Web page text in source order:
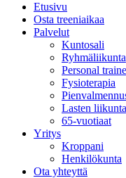
Etusivu
Osta treeniaikaa
Palvelut
Kuntosali
Ryhmäliikunta
Personal
Fysioterapia
Lasten liikunta
65-vuotiaat
Yritys
Kroppani
Henkilökunta
Ota yhteyttä